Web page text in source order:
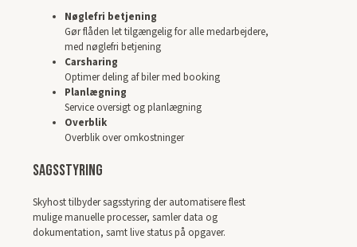
Nøglefri betjening
Gør flåden let tilgængelig for alle medarbejdere,
med nøglefri betjening
Carsharing
Optimer deling af biler med booking
Planlægning
Service oversigt og planlægning
Overblik
Overblik over omkostninger
Sagsstyring
Skyhost tilbyder sagsstyring der automatisere flest
mulige manuelle processer, samler data og
dokumentation, samt live status på opgaver.